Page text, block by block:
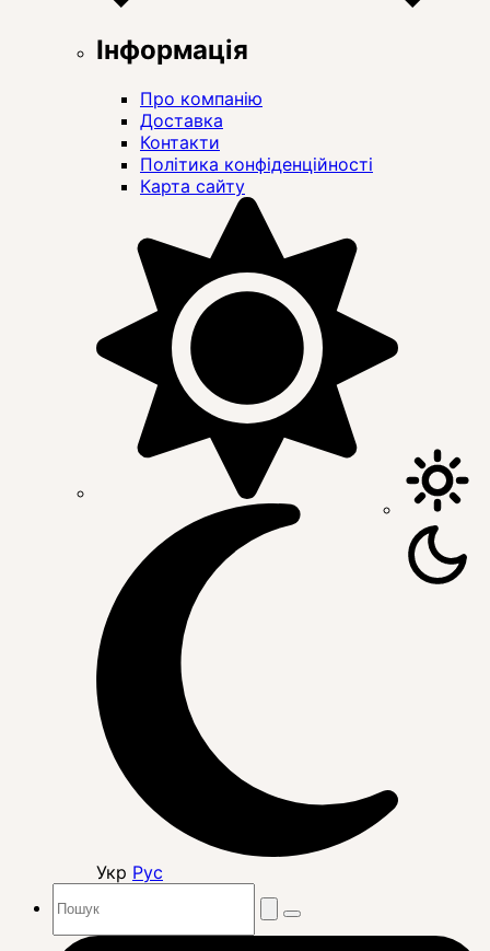
Інформація
Про компанію
Доставка
Контакти
Політика конфіденційності
Карта сайту
Укр Рус